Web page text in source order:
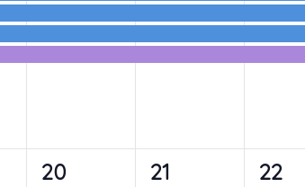
9
20
9
21
10
22